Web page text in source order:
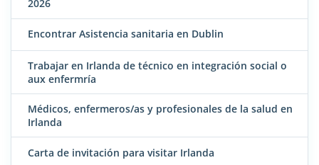
2026
Encontrar Asistencia sanitaria en Dublin
Trabajar en Irlanda de técnico en integración social o
aux enfermría
Médicos, enfermeros/as y profesionales de la salud en
Irlanda
Carta de invitación para visitar Irlanda